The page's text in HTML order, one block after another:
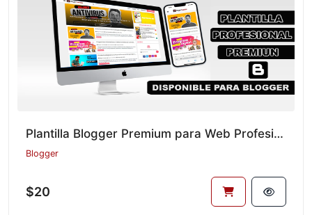
Plantilla Blogger Premium para Web Profesional
Blogger
$20